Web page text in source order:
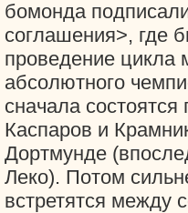
бомонда
соглашения>, где
проведение цикла
абсолютного
сначала
Каспаров и
Дортмунде
Леко). Потом
встретятся между